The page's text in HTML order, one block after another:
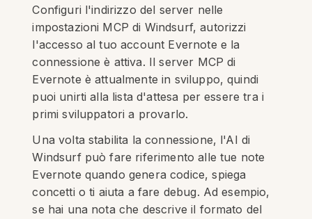
Configuri l'indirizzo del server nelle
impostazioni MCP di Windsurf, autorizzi
l'accesso al tuo account Evernote e la
connessione è attiva. Il server MCP di
Evernote è attualmente in sviluppo, quindi
puoi unirti alla lista d'attesa per essere tra i
primi sviluppatori a provarlo.
Una volta stabilita la connessione, l'AI di
Windsurf può fare riferimento alle tue note
Evernote quando genera codice, spiega
concetti o ti aiuta a fare debug. Ad esempio,
se hai una nota che descrive il formato del